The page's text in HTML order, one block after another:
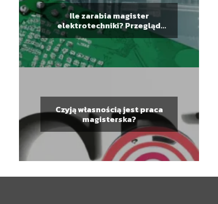
Ile zarabia magister
elektrotechniki? Przegląd
wynagrodzeń dla specjalistów
z tej branży
Czyją własnością jest praca
magisterska?